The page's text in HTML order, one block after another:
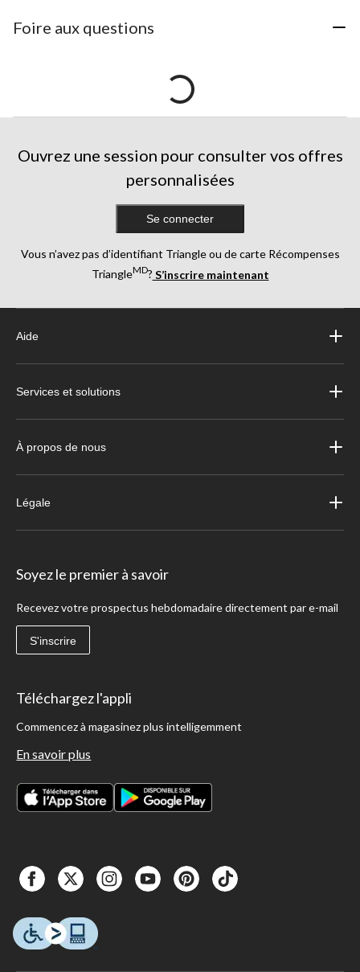
Foire aux questions
Ouvrez une session pour consulter vos offres
personnalisées
Se connecter
Vous n’avez pas d’identifiant Triangle ou de carte Récompenses
TriangleMD? S’inscrire maintenant
Aide
Services et solutions
À propos de nous
Légale
Soyez le premier à savoir
Recevez votre prospectus hebdomadaire directement par e-mail
S'inscrire
Téléchargez l'appli
Commencez à magasinez plus intelligemment
En savoir plus